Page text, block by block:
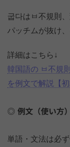
굽다はㅂ不規則
パッチムが抜け
詳細はこちら↓
韓国語の ㅂ不規
を例文で解説【初
例文（使い方）
単語・文法は必